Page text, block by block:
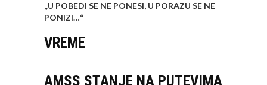
„U POBEDI SE NE PONESI, U PORAZU SE NE
PONIZI…“
VREME
AMSS STANJE NA PUTEVIMA